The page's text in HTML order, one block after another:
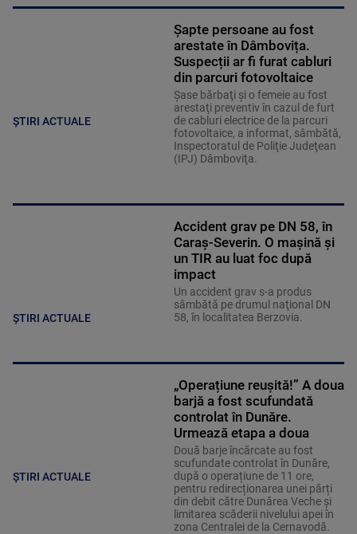
ȘTIRI ACTUALE
Șapte persoane au fost
arestate în Dâmbovița.
Suspecții ar fi furat cabluri
din parcuri fotovoltaice
Şase bărbaţi şi o femeie au fost
arestaţi preventiv în cazul de furt
de cabluri electrice de la parcuri
fotovoltaice, a informat, sâmbătă,
Inspectoratul de Poliţie Judeţean
(IPJ) Dâmboviţa.
ȘTIRI ACTUALE
Accident grav pe DN 58, în
Caraș-Severin. O mașină și
un TIR au luat foc după
impact
Un accident grav s-a produs
sâmbătă pe drumul naţional DN
58, în localitatea Berzovia.
ȘTIRI ACTUALE
„Operațiune reușită!” A doua
barjă a fost scufundată
controlat în Dunăre.
Urmează etapa a doua
Două barje încărcate au fost
scufundate controlat în Dunăre,
după o operațiune de 11 ore,
pentru redirecționarea unei părți
din debit către Dunărea Veche și
limitarea scăderii nivelului apei în
zona Centralei de la Cernavodă.